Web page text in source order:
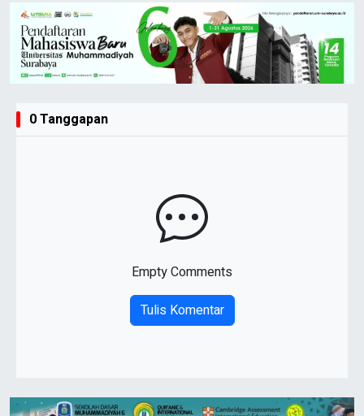
0 Tanggapan
Empty Comments
Tulis Komentar